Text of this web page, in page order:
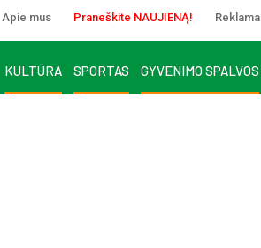
Apie mus Praneškite NAUJIENĄ! Reklama
KULTŪRA SPORTAS GYVENIMO SPALVOS